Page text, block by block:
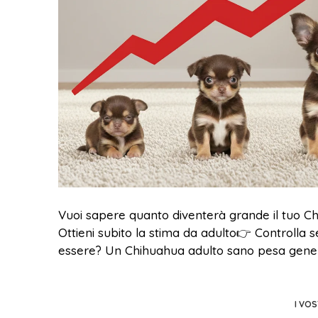
Vuoi sapere quanto diventerà grande il tuo
Ottieni subito la stima da adulto👉 Controlla
essere? Un Chihuahua adulto sano pesa
I